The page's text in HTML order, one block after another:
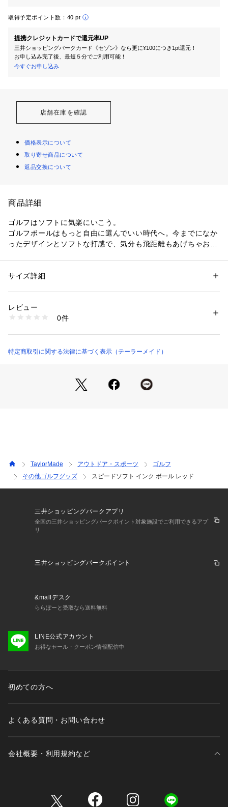
取得予定ポイント数： 40 pt
提携クレジットカードで還元率UP
三井ショッピングパークカード《セゾン》なら更に¥100につき1pt還元！
お申し込み完了後、最短５分でご利用可能！
今すぐお申し込み
店舗在庫を確認
価格表示について
取り寄せ商品について
返品交換について
商品詳細
ゴルフはソフトに気楽にいこう。
ゴルフボールはもっと自由に選んでいい時代へ。今までになか
ったデザインとソフトな打感で、気分も飛距離もあげちゃお
性別：メンズ
商品番号：
DW-TH713B （ショップ）
サイズ詳細
レビュー
0件
特定商取引に関する法律に基づく表示（テーラーメイド）
TaylorMade アウトドア・スポーツ
ゴルフ
その他ゴルフグッズ
スピードソフト インク ボール レッド
三井ショッピングパークアプリ
全国の三井ショッピングパークポイント対象施設でご利用できるアプ
リ
三井ショッピングパークポイント
&mallデスク
ららぽーと受取なら送料無料
LINE公式アカウント
お得なセール・クーポン情報配信中
初めての方へ
よくある質問・お問い合わせ
会社概要・利用規約など